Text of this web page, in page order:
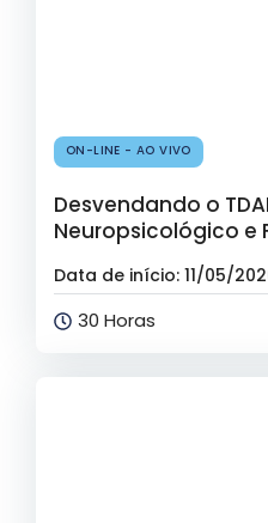
ON-LINE - AO VIVO
Desvendando o
Neuropsicológico e
Data de início: 11/05/
30 Horas